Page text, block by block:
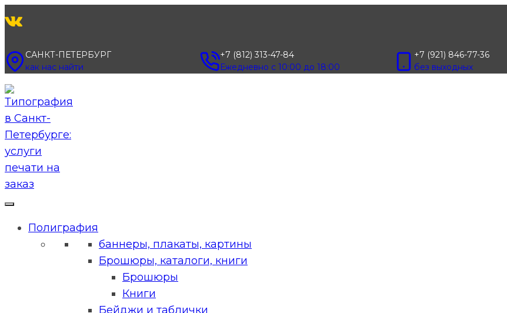
к
САНКТ-ПЕТЕРБУРГ
как нас найти
+7 (812) 313-47-84
Ежедневно с 10:00 до 18:00
+7 (921) 846-77-36
без выходных
Полиграфия
баннеры, плакаты, картины
Брошюры, каталоги, книги
Брошюры
Книги
Бейджи и таблички